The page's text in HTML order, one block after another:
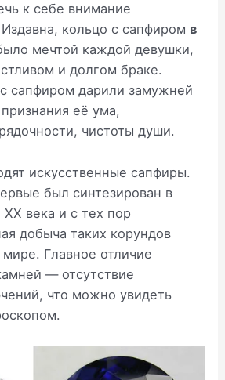
к себе внимание
кольцо с сапфиром в
мечтой каждой девушки,
и долгом браке.
сапфиром дарили замужней
её ума,
чистоты души.
искусственные сапфиры.
был синтезирован в
века и с тех пор
добыча таких корундов
Главное отличие
— отсутствие
что можно увидеть